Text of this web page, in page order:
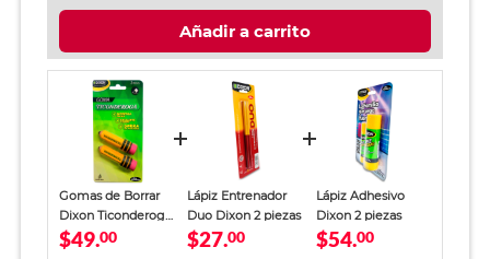
Añadir a carrito
Gomas de Borrar
Dixon Ticonderoga
Amarillo 2 piezas
$49.00
Lápiz Entrenador
Duo Dixon 2 piezas
$27.00
Lápiz Adhesivo
Dixon 2 piezas
$54.00